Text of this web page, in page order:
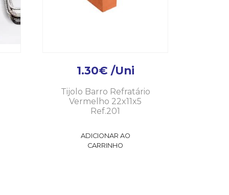
1.30€ /Uni
Tijolo Barro Refratário
Vermelho 22x11x5
Ref.201
ADICIONAR AO
CARRINHO